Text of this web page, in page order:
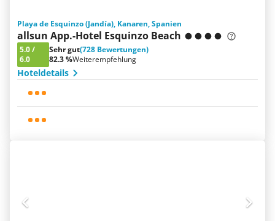
Playa de Esquinzo (Jandía), Kanaren, Spanien
allsun App.-Hotel Esquinzo Beach
5.0/
6.0
Sehr gut(728 Bewertungen)
82.3 %Weiterempfehlung
Hoteldetails